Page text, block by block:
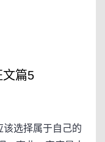
文篇5
选择属于自己的